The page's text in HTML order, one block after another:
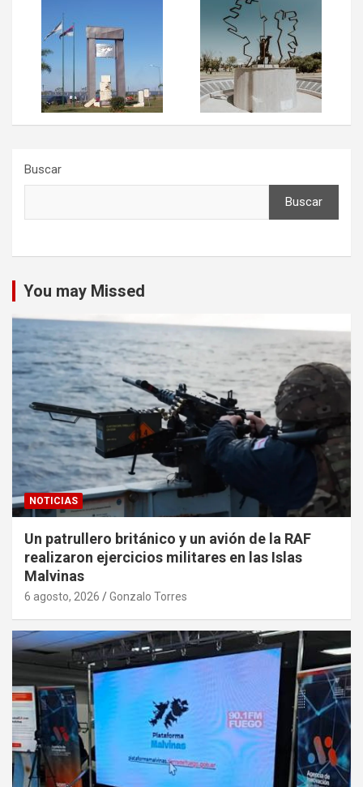
Buscar
Buscar
You may Missed
NOTICIAS
Un patrullero británico y un avión de la RAF
realizaron ejercicios militares en las Islas
Malvinas
6 agosto, 2026 Gonzalo Torres